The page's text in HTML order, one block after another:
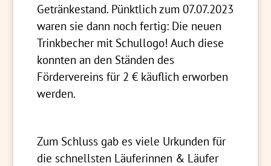
Getränkestand. Pünktlich zum 07.07.2023
waren sie dann noch fertig: Die neuen
Trinkbecher mit Schullogo! Auch diese
konnten an den Ständen des
Fördervereins für 2 € käuflich erworben
werden.
Zum Schluss gab es viele Urkunden für
die schnellsten Läuferinnen & Läufer